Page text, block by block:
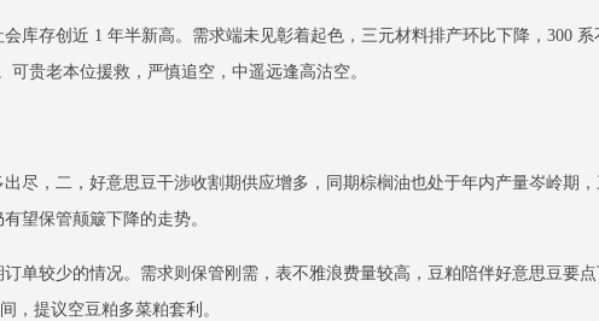
库存创近 1 年半新高。需求端未见彰着起色，三元材料排产环比下降，300
贵老本位援救，严慎追空，中遥远逢高沽空。
尽，二，好意思豆干涉收割期供应增多，同期棕榈油也处于年内产量岑岭期
望保管颠簸下降的走势。
单较少的情况。需求则保管刚需，表不雅浪费量较高，豆粕陪伴好意思豆要
，提议空豆粕多菜粕套利。